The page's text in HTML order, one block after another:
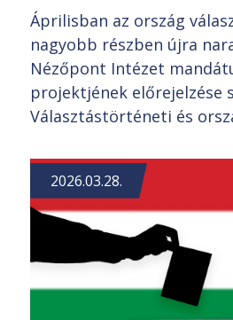
Áprilisban az ország
nagyobb részben újra
Nézőpont Intézet
projektjének előrejelzése
Választástörténeti és
2026.03.28.